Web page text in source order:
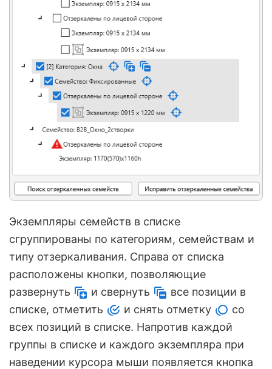
Экземпляры семейств в списке
сгруппированы по категориям, семействам и
типу отзеркаливания. Справа от списка
расположены кнопки, позволяющие
развернуть
и свернуть
все позиции в
списке, отметить
и снять отметку
со
всех позиций в списке. Напротив каждой
группы в списке и каждого экземпляра при
наведении курсора мыши появляется кнопка